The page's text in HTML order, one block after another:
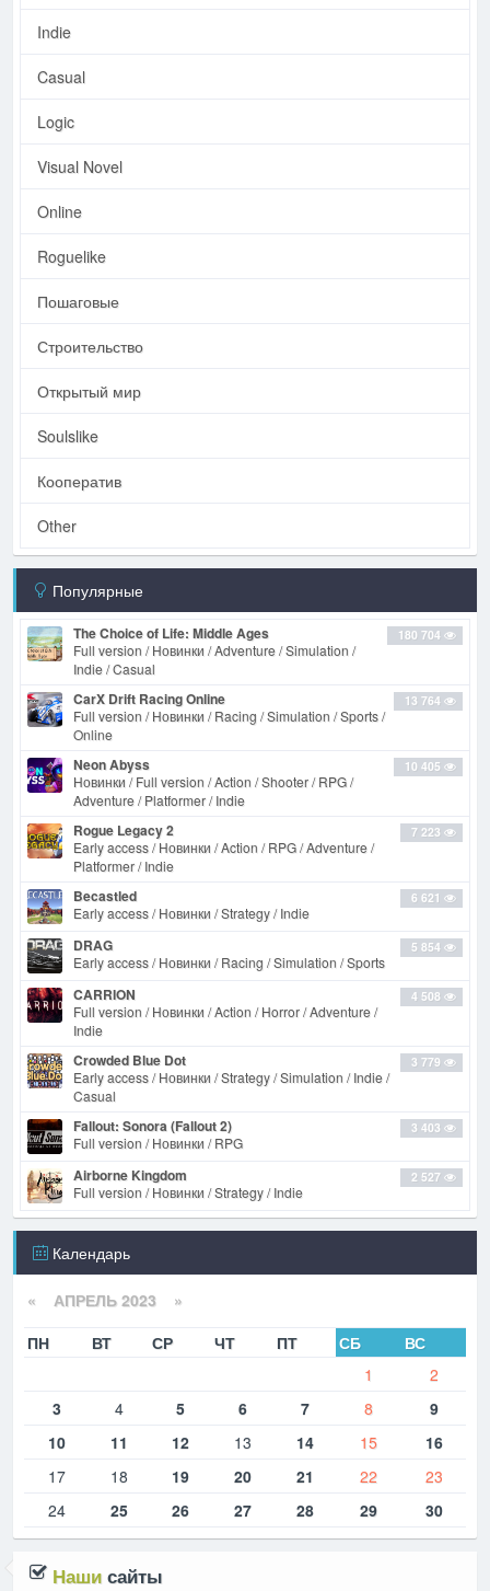
Indie
Casual
Logic
Visual Novel
Online
Roguelike
Пошаговые
Строительство
Открытый мир
Soulslike
Кооператив
Other
Популярные
180 704
The Choice of Life: Middle Ages
Full version / Новинки / Adventure / Simulation /
Indie / Casual
13 764
CarX Drift Racing Online
Full version / Новинки / Racing / Simulation / Sports /
Online
10 405
Neon Abyss
Новинки / Full version / Action / Shooter / RPG /
Adventure / Platformer / Indie
7 223
Rogue Legacy 2
Early access / Новинки / Action / RPG / Adventure /
Platformer / Indie
6 621
Becastled
Early access / Новинки / Strategy / Indie
5 854
DRAG
Early access / Новинки / Racing / Simulation / Sports
4 508
CARRION
Full version / Новинки / Action / Horror / Adventure /
Indie
3 779
Crowded Blue Dot
Early access / Новинки / Strategy / Simulation / Indie /
Casual
3 403
Fallout: Sonora (Fallout 2)
Full version / Новинки / RPG
2 527
Airborne Kingdom
Full version / Новинки / Strategy / Indie
Календарь
« АПРЕЛЬ 2023 »
ПН
ВТ СР ЧТ ПТ СБ
ВС
1
2
3
4 5 6 7 8
9
10
11 12 13 14 15
16
17
18 19 20 21 22
23
24
25 26 27 28 29 30
Наши сайты